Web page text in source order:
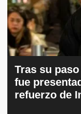
Tras su
fue
refuerzo de